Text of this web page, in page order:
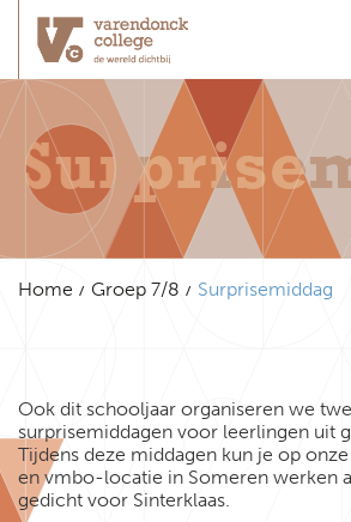
Home Groep 7/8 Surprisemiddag
Ook dit schooljaar organiseren we
surprisemiddagen voor leerlingen uit
Tijdens deze middagen kun je op
en vmbo-locatie in Someren werken
gedicht voor Sinterklaas.